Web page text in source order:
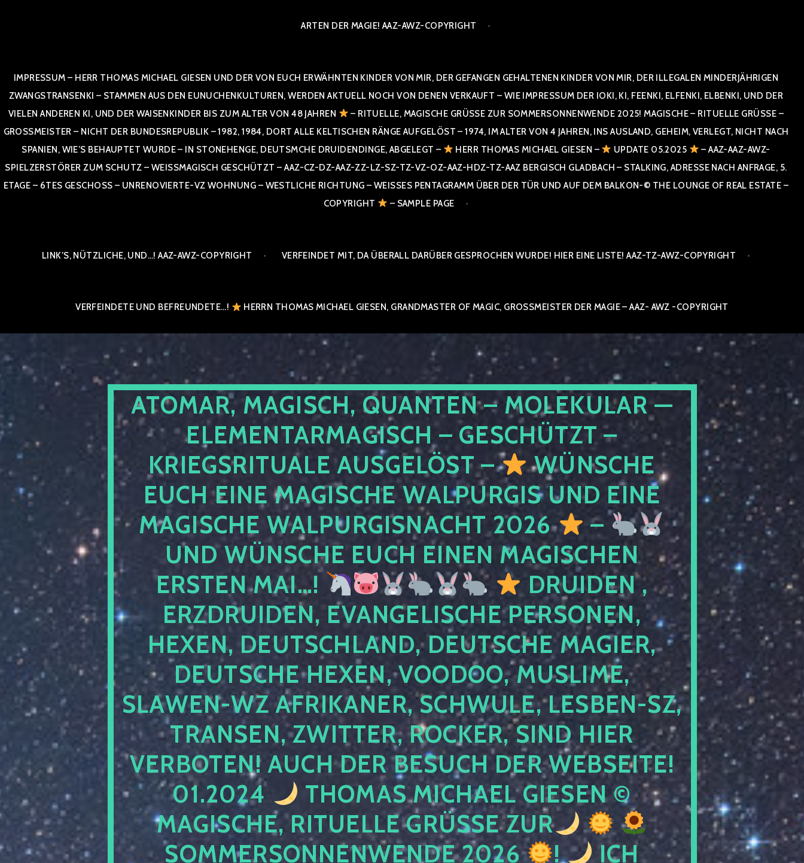
ARTEN DER MAGIE! AAZ-AWZ-COPYRIGHT
IMPRESSUM – HERR THOMAS MICHAEL GIESEN UND DER VON EUCH ERWÄHNTEN KINDER VON MIR, DER GEFANGEN GEHALTENEN KINDER VON MIR, DER ILLEGALEN MINDERJÄHRIGEN
ZWANGSTRANSENKI – STAMMEN AUS DEN EUNUCHENKULTUREN, WERDEN AKTUELL NOCH VON DENEN VERKAUFT – WIE IMPRESSUM DER IOKI, KI, FEENKI, ELFENKI, ELBENKI, UND DER
VIELEN ANDEREN KI, UND DER WAISENKINDER BIS ZUM ALTER VON 48 JAHREN
– RITUELLE, MAGISCHE GRÜSSE ZUR SOMMERSONNENWENDE 2025! MAGISCHE – RITUELLE GRÜSSE – GR
OSSMEISTER – NICHT DER BUNDESREPUBLIK – 1982, 1984, DORT ALLE KELTISCHEN RÄNGE AUFGELÖST – 1974, IM ALTER VON 4 JAHREN, INS AUSLAND, GEHEIM, VERLEGT, NICHT NACH SPA
NIEN, WIE’S BEHAUPTET WURDE – IN STONEHENGE, DEUTSMCHE DRUIDENDINGE, ABGELEGT –
HERR THOMAS MICHAEL GIESEN – UPDATE 05.2025
– AAZ-AAZ-AWZ-
SPIELZERSTÖRER ZUM SCHUTZ – WEISSMAGISCH GESCHÜTZT – AAZ-CZ-DZ-AAZ-ZZ-LZ-SZ-TZ-VZ-OZ-AAZ-HDZ-TZ-AAZ BERGISCH GLADBACH – STALKING, ADRESSE NACH ANFRAGE, 5. E
TAGE – 6TES GESCHOSS – UNRENOVIERTE-VZ WOHNUNG – WESTLICHE RICHTUNG – WEISSES PENTAGRAMM ÜBER DER TÜR UND AUF DEM BALKON-© THE LOUNGE OF REAL ESTATE – CO
PYRIGHT
– SAMPLE PAGE
LINK’S, NÜTZLICHE, UND…! AAZ-AWZ-COPYRIGHT VERFEINDET MIT, DA ÜBERALL DARÜBER GESPROCHEN WURDE! HIER EINE LISTE! AAZ-TZ-AWZ-COPYRIGHT
VERFEINDETE UND BEFREUNDETE…! HERRN THOMAS MICHAEL GIESEN, GRANDMASTER OF MAGIC, GROSSMEISTER DER MAGIE – AAZ- AWZ -COPYRIGHT
ATOMAR, MAGISCH, QUANTEN – MOLEKULAR —
ELEMENTARMAGISCH – GESCHÜTZT –
KRIEGSRITUALE AUSGELÖST –
WÜNSCHE
EUCH EINE MAGISCHE WALPURGIS UND EINE
MAGISCHE WALPURGISNACHT 2026
–
UND WÜNSCHE EUCH EINEN MAGISCHEN
ERSTEN MAI…!
DRUIDEN ,
ERZDRUIDEN, EVANGELISCHE PERSONEN,
HEXEN, DEUTSCHLAND, DEUTSCHE MAGIER,
DEUTSCHE HEXEN, VOODOO, MUSLIME,
SLAWEN-WZ AFRIKANER, SCHWULE, LESBEN-SZ,
TRANSEN, ZWITTER, ROCKER, SIND HIER
VERBOTEN! AUCH DER BESUCH DER WEBSEITE!
01.2024
THOMAS MICHAEL GIESEN ©
MAGISCHE, RITUELLE GRÜSSE ZUR
SOMMERSONNENWENDE 2026
!
ICH